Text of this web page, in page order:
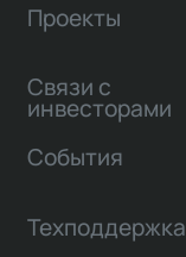
Проекты
Связи с
инвесторами
События
Техподдержка